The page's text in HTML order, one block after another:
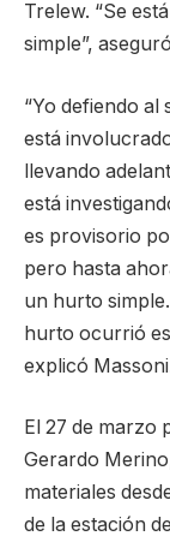
Trelew. “Se
simple”,
“Yo defiendo al
está
llevando
está
es provisorio
pero hasta
un hurto
hurto ocurrió
explicó
El 27 de marzo
Gerardo
materiales
de la estación